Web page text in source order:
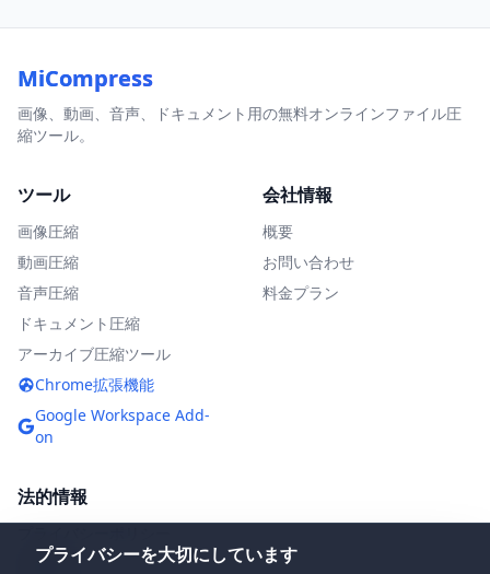
MiCompress
画像、動画、音声、ドキュメント用の無料オンラインファイル圧
縮ツール。
ツール
画像圧縮
動画圧縮
音声圧縮
ドキュメント圧縮
アーカイブ圧縮ツール
Chrome拡張機能
Google Workspace Add-
on
会社情報
概要
お問い合わせ
料金プラン
法的情報
利用規約
プライバシーを大切にしています